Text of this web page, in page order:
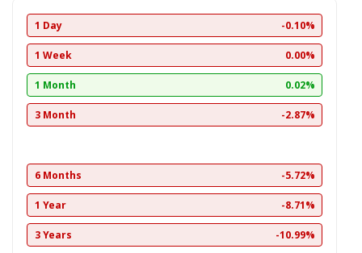
1 Day -0.10%
1 Week 0.00%
1 Month 0.02%
3 Month -2.87%
6 Months -5.72%
1 Year -8.71%
3 Years -10.99%